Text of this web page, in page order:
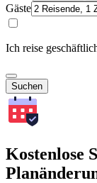
Gäste
Ich reise
Suchen
Kostenlose